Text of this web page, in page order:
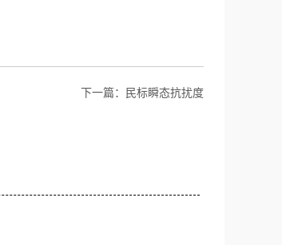
下一篇： 民标瞬态抗扰度